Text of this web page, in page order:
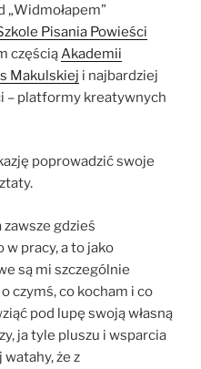
„Widmołapem”
Pisania Powieści
częściąAkademii
Makulskiej i najbardziej
– platformy kreatywnych
poprowadzić swoje
zawsze gdzieś
w pracy, a to jako
są mi szczególnie
czymś, co kocham i co
pod lupę swoją własną
ja tyle pluszu i wsparcia
że z